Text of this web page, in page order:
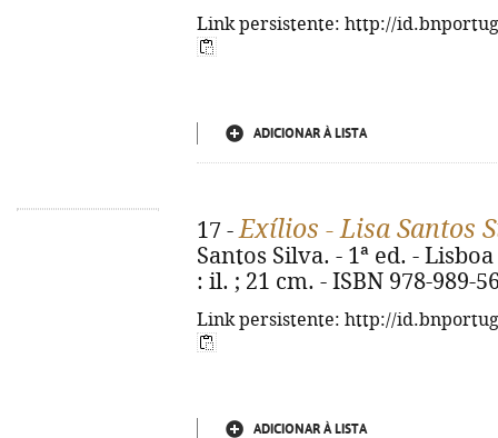
Link persistente: http://
ADICIONAR À LISTA
17 -Exílios - Lisa Santos
Santos Silva. - 1ª ed. -
: il. ; 21 cm. - ISBN 978-989-
Link persistente: http://
ADICIONAR À LISTA